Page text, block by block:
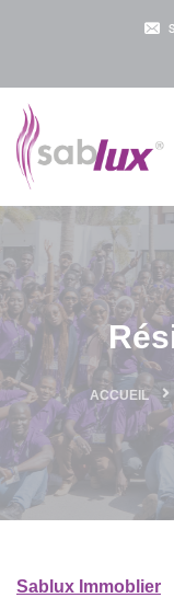
ACCUEIL
Sablux Immoblier